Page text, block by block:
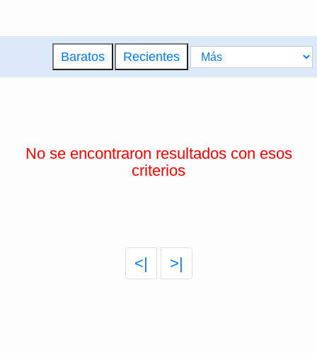
Baratos Recientes
No se encontraron resultados con esos
criterios
<| >|